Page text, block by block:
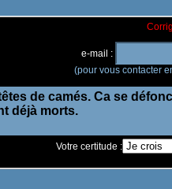
e-mail :
(pour vous contacter
Votre certitude :